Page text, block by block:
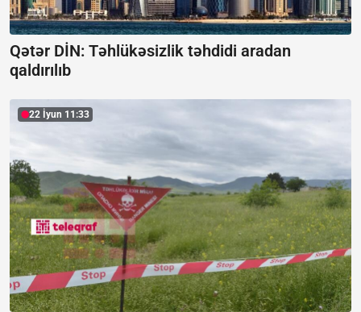
Qətər DİN: Təhlükəsizlik təhdidi aradan
qaldırılıb
22 İyun 11:33